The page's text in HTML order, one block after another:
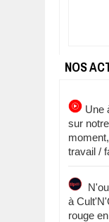
NOS
Une
sur
travail /
à
rouge